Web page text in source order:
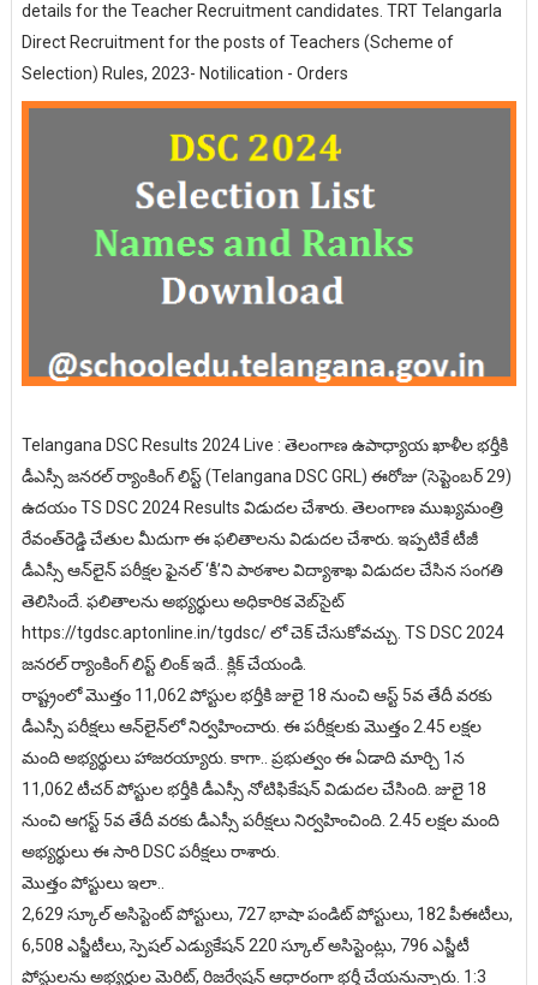
details for the Teacher Recruitment candidates. TRT Telangarla
Direct Recruitment for the posts of Teachers (Scheme of
Selection) Rules, 2023- Notilication - Orders
Telangana DSC Results 2024 Live : తెలంగాణ ఉపాధ్యాయ ఖాళీల భర్తీకి
డీఎస్సీ జనరల్‌ ర్యాంకింగ్‌ లిస్ట్‌ (Telangana DSC GRL) ఈరోజు (సెప్టెంబర్‌ 29)
ఉదయం TS DSC 2024 Results విడుదల చేశారు. తెలంగాణ ముఖ్యమంత్రి
రేవంత్‌రెడ్డి చేతుల మీదుగా ఈ ఫలితాలను విడుదల చేశారు. ఇప్పటికే టీజీ
డీఎస్సీ ఆన్‌లైన్‌ పరీక్షల ఫైనల్‌ ‘కీ’ని పాఠశాల విద్యాశాఖ విడుదల చేసిన సంగతి
తెలిసిందే. ఫలితాలను అభ్యర్థులు అధికారిక వెబ్‌సైట్‌
https://tgdsc.aptonline.in/tgdsc/ లో చెక్‌ చేసుకోవచ్చు. TS DSC 2024
జనరల్‌ ర్యాంకింగ్‌ లిస్ట్‌ లింక్‌ ఇదే.. క్లిక్‌ చేయండి.
రాష్ట్రంలో మొత్తం 11,062 పోస్టుల భర్తీకి జులై 18 నుంచి ఆస్ట్ 5వ తేదీ వరకు
డీఎస్సీ పరీక్షలు ఆన్‌లైన్‌లో నిర్వహించారు. ఈ పరీక్షలకు మొత్తం 2.45 లక్షల
మంది అభ్యర్థులు హాజరయ్యారు. కాగా.. ప్రభుత్వం ఈ ఏడాది మార్చి 1న
11,062 టీచర్ పోస్టుల భర్తీకి డీఎస్సీ నోటిఫికేషన్ విడుదల చేసింది. జులై 18
నుంచి ఆగస్ట్ 5వ తేదీ వరకు డీఎస్సీ పరీక్షలు నిర్వహించింది. 2.45 లక్షల మంది
అభ్యర్థులు ఈ సారి DSC పరీక్షలు రాశారు.
మొత్తం పోస్టులు ఇలా..
2,629 స్కూల్ అసిస్టెంట్ పోస్టులు, 727 భాషా పండిట్‌ పోస్టులు, 182 పీఈటీలు,
6,508 ఎస్జీటీలు, స్పెషల్ ఎడ్యుకేషన్ 220 స్కూల్ అసిస్టెంట్లు, 796 ఎస్జీటీ
పోస్టులను అభ్యర్థుల మెరిట్, రిజర్వేషన్ ఆధారంగా భర్తీ చేయనున్నారు. 1:3